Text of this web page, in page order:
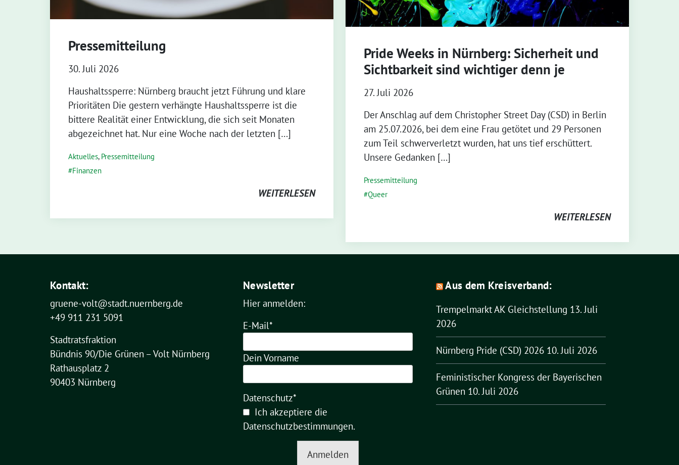
Pressemitteilung
30. Juli 2026
Haushaltssperre: Nürnberg braucht jetzt Führung und klare
Prioritäten Die gestern verhängte Haushaltssperre ist die
bittere Realität einer Entwicklung, die sich seit Monaten
abgezeichnet hat. Nur eine Woche nach der letzten […]
Aktuelles, Pressemitteilung
Finanzen
WEITERLESEN
Pride Weeks in Nürnberg: Sicherheit und
Sichtbarkeit sind wichtiger denn je
27. Juli 2026
Der Anschlag auf dem Christopher Street Day (CSD) in Berlin
am 25.07.2026, bei dem eine Frau getötet und 29 Personen
zum Teil schwerverletzt wurden, hat uns tief erschüttert.
Unsere Gedanken […]
Pressemitteilung
Queer
WEITERLESEN
Kontakt:
gruene-volt@stadt.nuernberg.de
+49 911 231 5091
Stadtratsfraktion
Bündnis 90/Die Grünen – Volt Nürnberg
Rathausplatz 2
90403 Nürnberg
Newsletter
Hier anmelden:
E-Mail*
Dein Vorname
Datenschutz*
Ich akzeptiere die
Datenschutzbestimmungen.
Anmelden
Aus dem Kreisverband:
Trempelmarkt AK Gleichstellung 13. Juli
2026
Nürnberg Pride (CSD) 2026 10. Juli 2026
Feministischer Kongress der Bayerischen
Grünen 10. Juli 2026